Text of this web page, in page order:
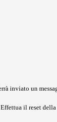
inviato un
il reset